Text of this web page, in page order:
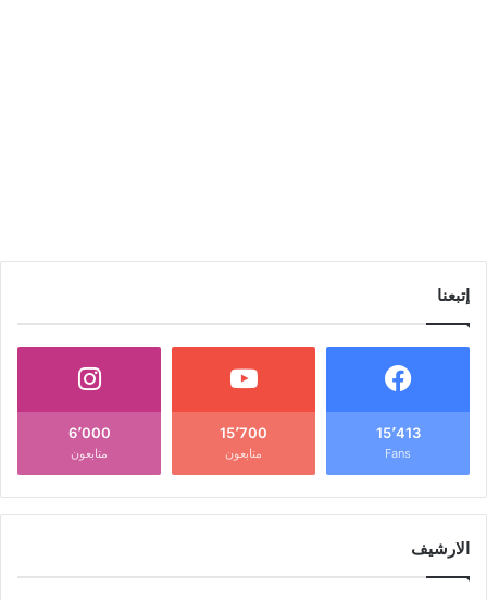
إتبعنا
15٬413
Fans
15٬700
متابعون
6٬000
متابعون
الارشيف